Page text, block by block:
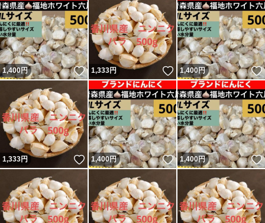
1,400円 いいね！
1,333円 いいね！
1,400円
1,333円 いいね！
1,400円 いいね！
1,400円